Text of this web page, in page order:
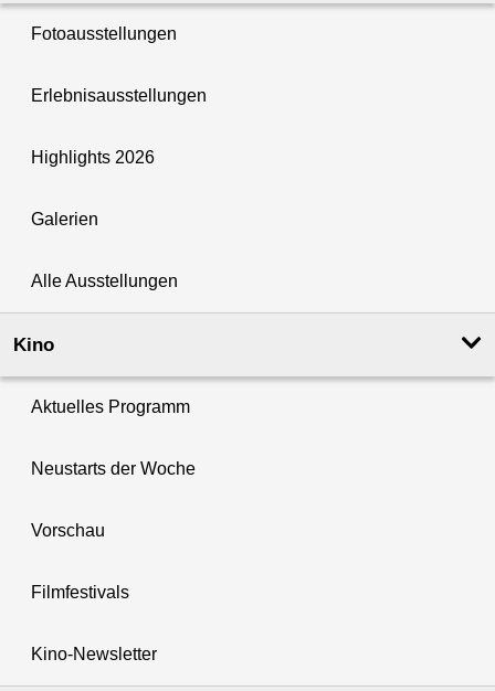
Fotoausstellungen
Erlebnisausstellungen
Highlights 2026
Galerien
Alle Ausstellungen
Kino
Aktuelles Programm
Neustarts der Woche
Vorschau
Filmfestivals
Kino-Newsletter